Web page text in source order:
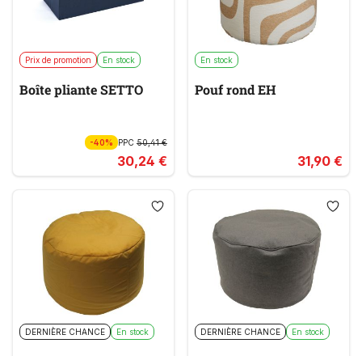
Prix de promotion En stock
Boîte pliante SETTO
-40% PPC 50,41 €
30,24 €
En stock
Pouf rond EH
31,90 €
DERNIÈRE CHANCE En stock DERNIÈRE CHANCE En stock